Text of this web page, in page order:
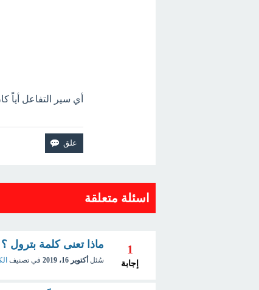
أي سير التفاعل أياً
اسئلة متعلقة
1
إجابة
ماذا تعنى كلمة بترول
سُئل أكتوبر 16، 2019 في تصنيف